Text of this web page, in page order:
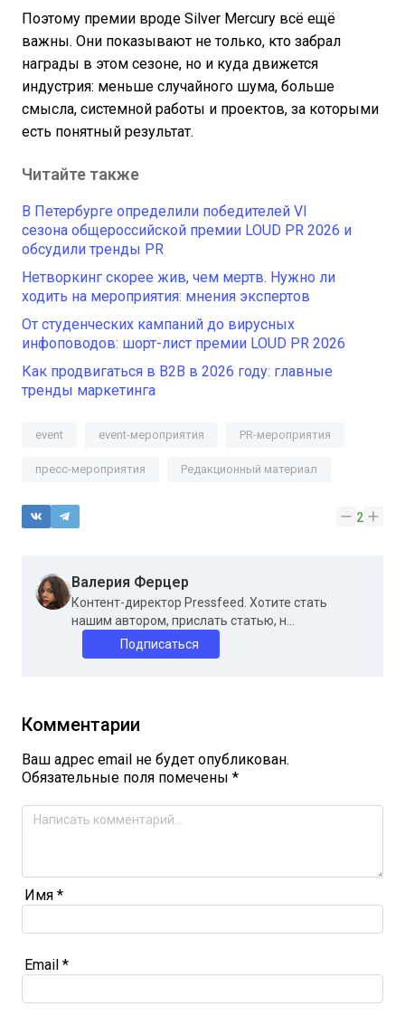
Поэтому премии вроде Silver Mercury всё ещё
важны. Они показывают не только, кто забрал
награды в этом сезоне, но и куда движется
индустрия: меньше случайного шума, больше
смысла, системной работы и проектов, за которыми
есть понятный результат.
Читайте также
В Петербурге определили победителей VI
сезона общероссийской премии LOUD PR 2026 и
обсудили тренды PR
Нетворкинг скорее жив, чем мертв. Нужно ли
ходить на мероприятия: мнения экспертов
От студенческих кампаний до вирусных
инфоповодов: шорт-лист премии LOUD PR 2026
Как продвигаться в B2B в 2026 году: главные
тренды маркетинга
event event-мероприятия PR-мероприятия
пресс-мероприятия Редакционный материал
2
Валерия Ферцер
Контент-директор Pressfeed. Хотите стать
нашим автором, прислать статью, н...
Подписаться
Комментарии
Ваш адрес email не будет опубликован.
Обязательные поля помечены *
Имя *
Email *